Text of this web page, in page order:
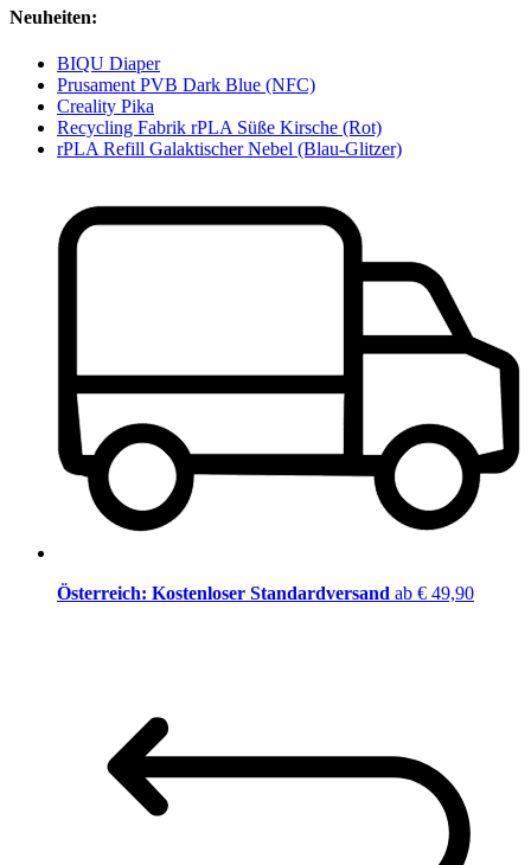
Neuheiten:
BIQU Diaper
Prusament PVB Dark Blue (NFC)
Creality Pika
Recycling Fabrik rPLA Süße Kirsche (Rot)
rPLA Refill Galaktischer Nebel (Blau-Glitzer)
Österreich: Kostenloser Standardversand ab € 49,90